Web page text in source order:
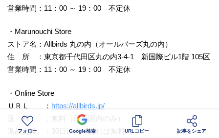
営業時間：11：00 ～ 19：00 不定休
・Marunouchi Store
ストア名：Allbirds 丸の内（オールバーズ丸の内）
住 所 ：東京都千代田区丸の内3-4-1 新国際ビル1階 105区
営業時間：11：00 ～ 19：00 不定休
・Online Store
ＵＲＬ ： https://allbirds.jp/
送 料 ：無料（日本国内のみ）
返品交換 ：30日以内であれば無料
フォロー Google検索 URLコピー 記事をシェア